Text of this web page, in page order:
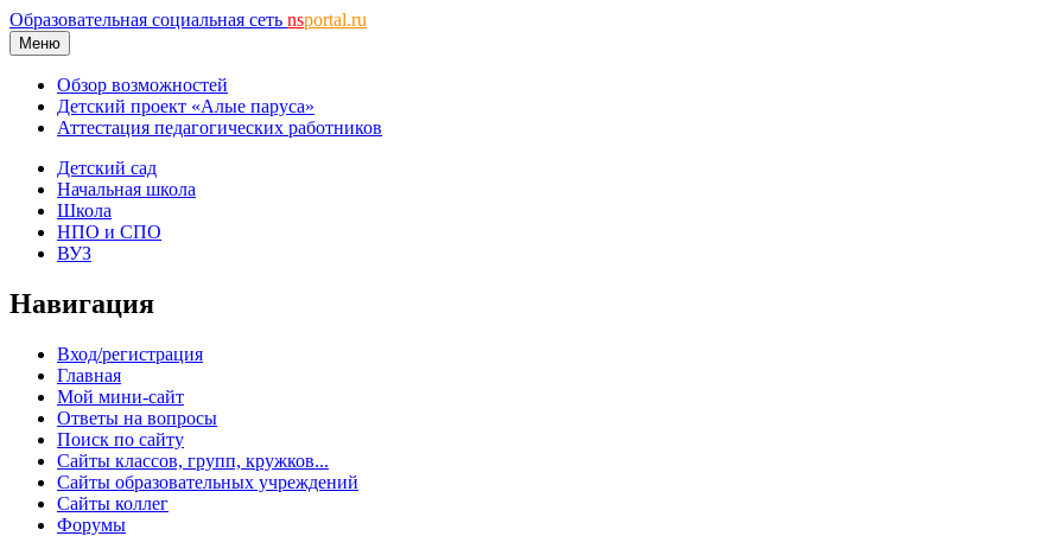
Образовательная социальная сеть nsportal.ru
Меню
Обзор возможностей
Детский проект «Алые паруса»
Аттестация педагогических работников
Детский сад
Начальная школа
Школа
НПО и СПО
ВУЗ
Навигация
Вход/регистрация
Главная
Мой мини-сайт
Ответы на вопросы
Поиск по сайту
Сайты классов, групп, кружков...
Сайты образовательных учреждений
Сайты коллег
Форумы